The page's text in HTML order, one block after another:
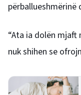
përballueshmërinë
“Ata ia dolën
nuk shihen se